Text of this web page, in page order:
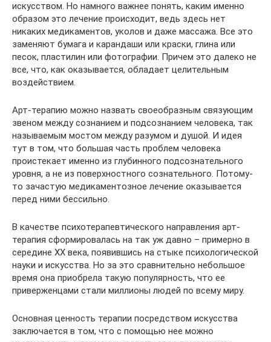
искусством. Но намного важнее понять, каким именно
образом это лечение происходит, ведь здесь нет
никаких медикаментов, уколов и даже массажа. Все это
заменяют бумага и карандаши или краски, глина или
песок, пластилин или фотографии. Причем это далеко не
все, что, как оказывается, обладает целительным
воздействием.
Арт-терапию можно назвать своеобразным связующим
звеном между сознанием и подсознанием человека, так
называемым мостом между разумом и душой. И идея
тут в том, что большая часть проблем человека
проистекает именно из глубинного подсознательного
уровня, а не из поверхностного сознательного. Потому-
то зачастую медикаментозное лечение оказывается
перед ними бессильно.
В качестве психотерапевтического направления арт-
терапия сформировалась на так уж давно – примерно в
середине ХХ века, появившись на стыке психологической
науки и искусства. Но за это сравнительно небольшое
время она приобрела такую популярность, что ее
приверженцами стали миллионы людей по всему миру.
Основная ценность терапии посредством искусства
заключается в том, что с помощью нее можно